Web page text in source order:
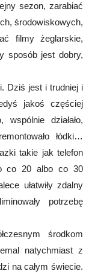
sezon, zarabiać
środowiskowych,
filmy żeglarskie,
sposób jest dobry,
Dziś jest i trudniej i
jakoś częściej
wspólnie działało,
łódki…
takie jak telefon
co 20 albo co 30
ułatwiły zdalny
potrzebę
środkom
natychmiast z
na całym świecie.